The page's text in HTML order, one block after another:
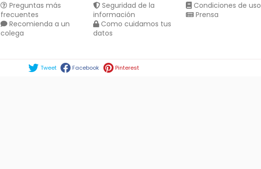
Preguntas más
frecuentes
Recomienda a un
colega
Seguridad de la
información
Como cuidamos tus
datos
Condiciones de uso
Prensa
Tweet Facebook Pinterest